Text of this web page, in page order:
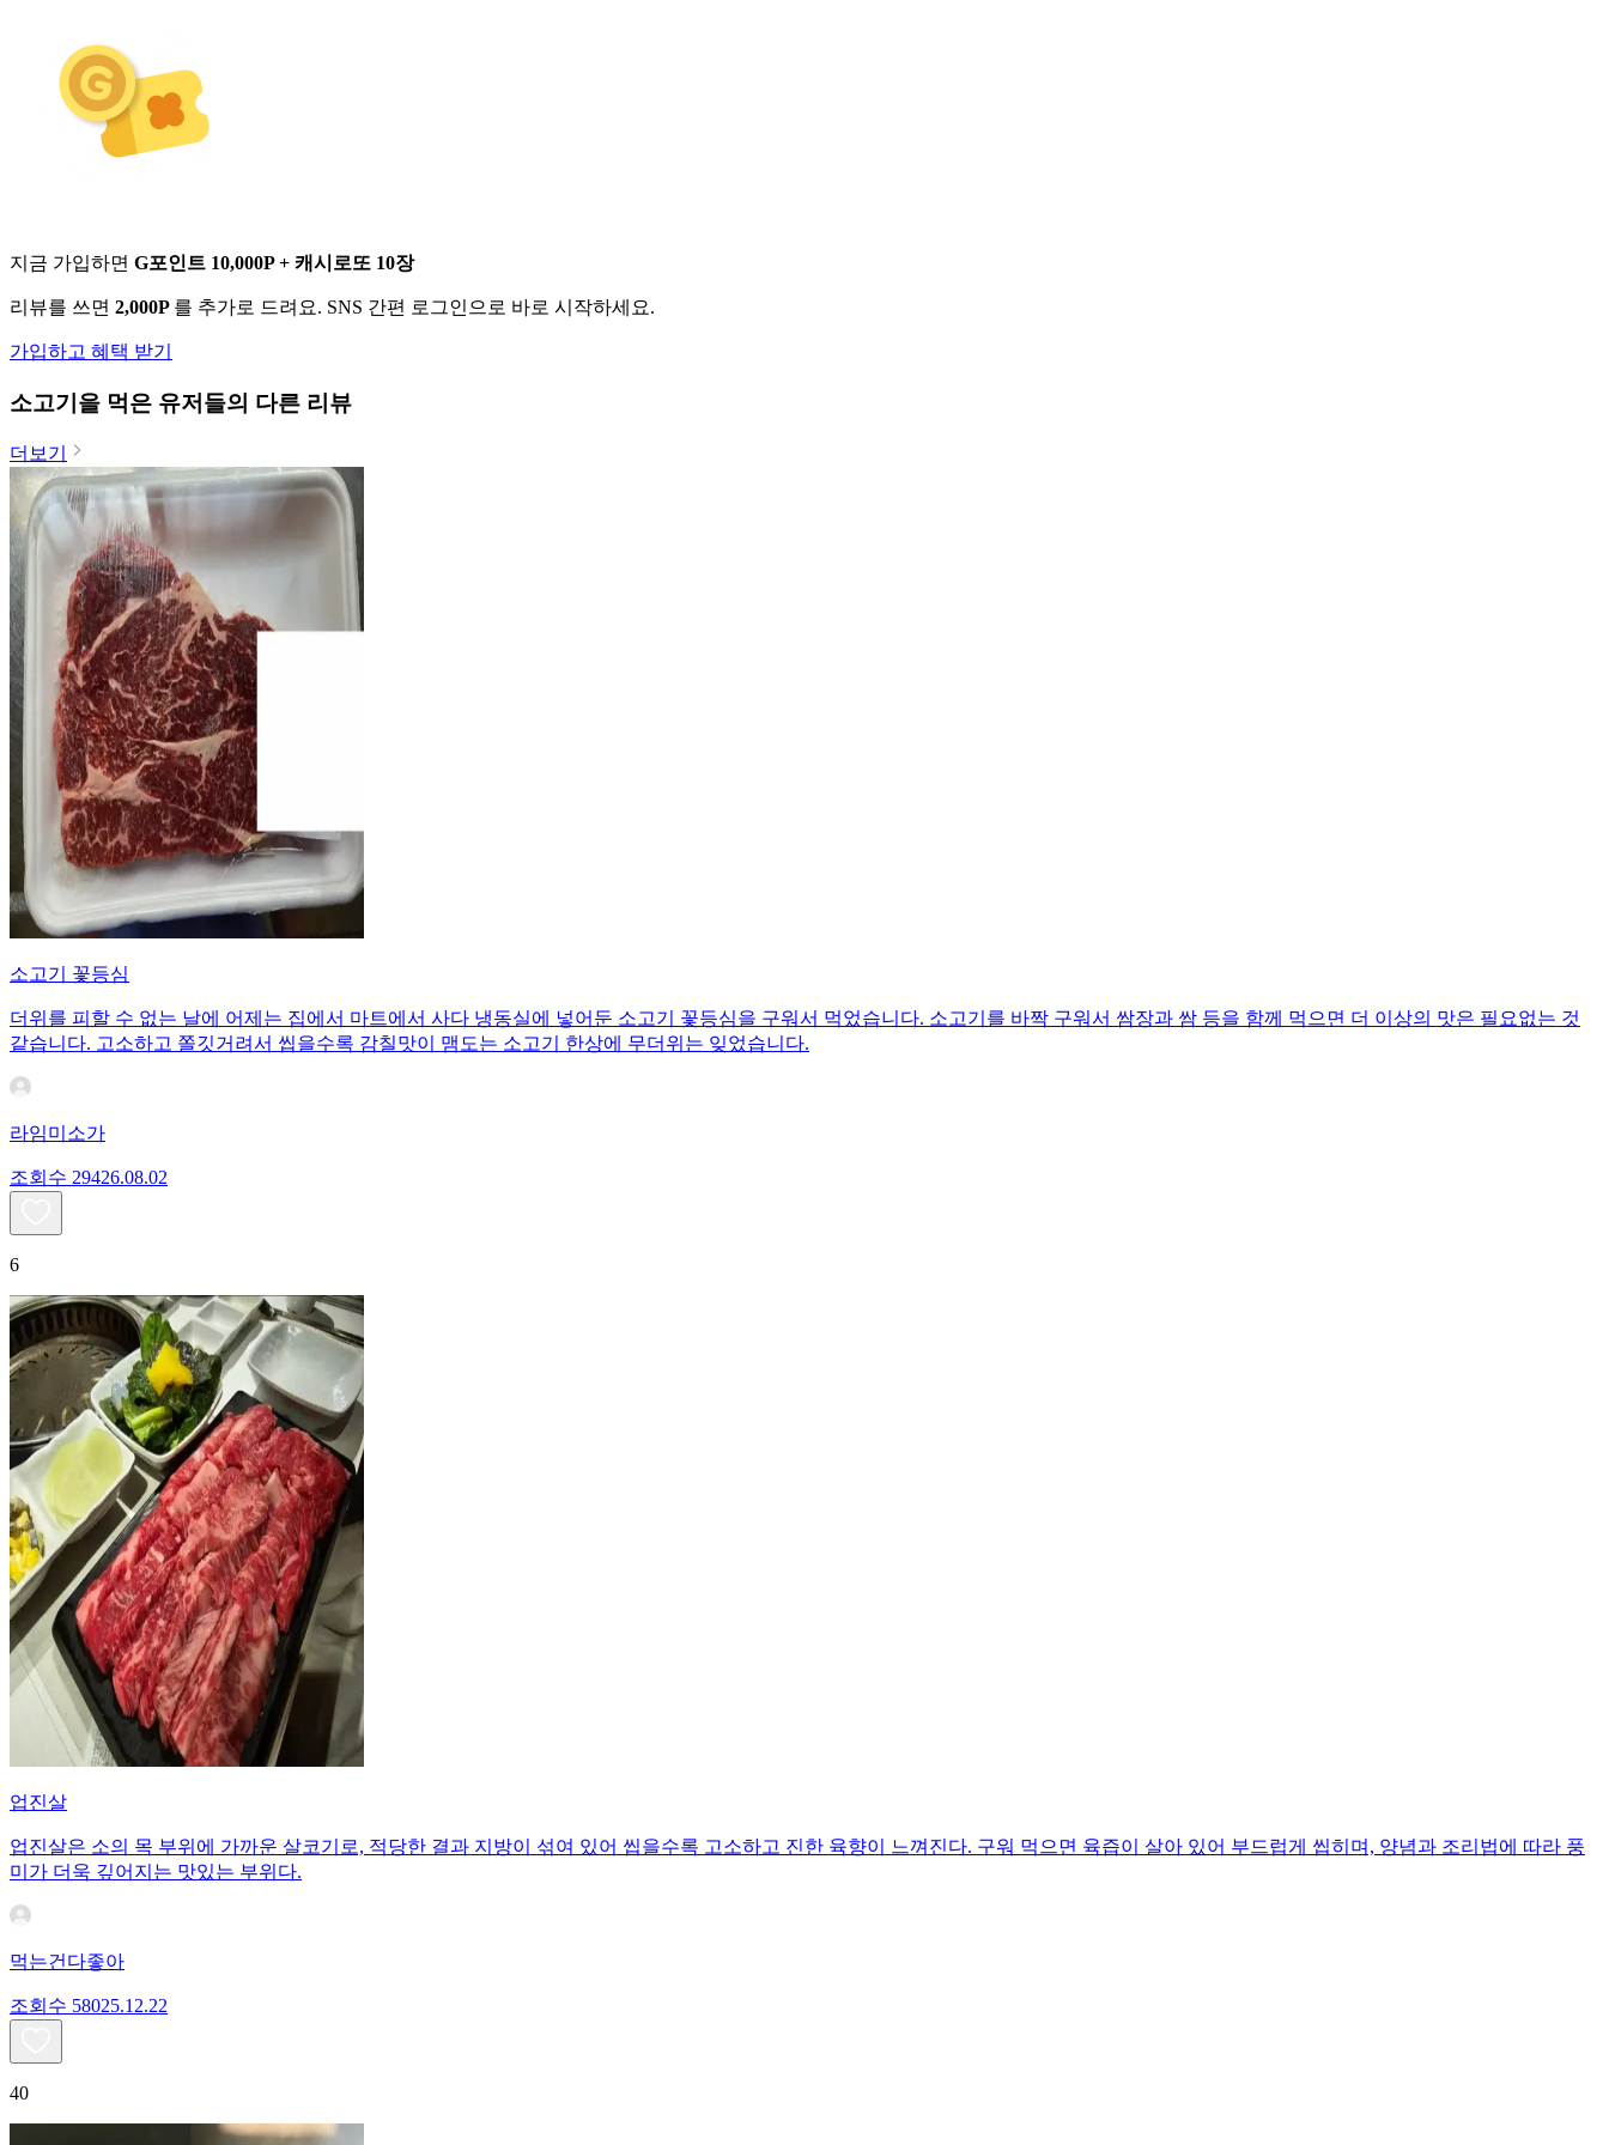
지금 가입하면 G포인트 10,000P + 캐시로또 10장
리뷰를 쓰면 2,000P 를 추가로 드려요. SNS 간편 로그인으로 바로 시작하세요.
가입하고 혜택 받기
소고기 을 먹은 유저들의 다른 리뷰
더보기
소고기 꽃등심
더위를 피할 수 없는 날에 어제는 집에서 마트에서 사다 냉동실에 넣어둔 소고기 꽃등심을 구워서 먹었습니다. 소고기를 바짝 구워서 쌈장과 쌈 등을 함께 먹으면 더 이상의 맛은 필요없는 것
같습니다. 고소하고 쫄깃거려서 씹을수록 감칠맛이 맴도는 소고기 한상에 무더위는 잊었습니다.
라임미소가
조회수 29426.08.02
6
업진살
업진살은 소의 목 부위에 가까운 살코기로, 적당한 결과 지방이 섞여 있어 씹을수록 고소하고 진한 육향이 느껴진다. 구워 먹으면 육즙이 살아 있어 부드럽게 씹히며, 양념과 조리법에 따라 풍
미가 더욱 깊어지는 맛있는 부위다.
먹는건다좋아
조회수 58025.12.22
40